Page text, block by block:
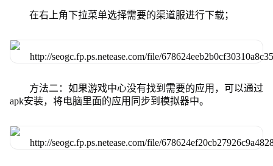
在右上角下拉菜单选择需要的渠道服进行下载；
方法二：如果游戏中心没有找到需要的应用，可以通过
apk安装，将电脑里面的应用同步到模拟器中。